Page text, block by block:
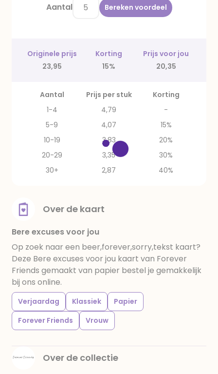
Aantal Bereken voordeel
Originele prijs Korting
Prijs voor jou
23,95
15% 20,35
Aantal Prijs per stuk
Korting
1-4
4,79
-
5-9
4,07
15%
10-19
3,83
20%
20-29
3,35
30%
30+
2,87 40%
Over de kaart
Bere excuses voor jou
Op zoek naar een beer,forever,sorry,tekst kaart?
Deze Bere excuses voor jou kaart van Forever
Friends gemaakt van papier bestel je gemakkelijk
bij ons online.
Verjaardag Klassiek
Papier
Forever Friends
Vrouw
Over de collectie